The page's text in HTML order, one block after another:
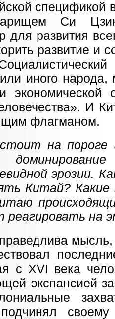
Си
для развития
развитие и
иного
экономической
И
флагманом.
на пороге
эрозии.
Китай? Какие
реагировать на
мысль,
с XVI века
экспансией